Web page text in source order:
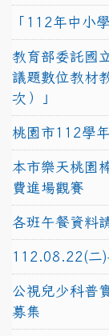
「112年中小
教育部委託國
議題數位教材
次）」
桃園市112學
本市樂天桃園
費進場觀賽
各班午餐資料
112.08.22(二
公視兒少科普
募集